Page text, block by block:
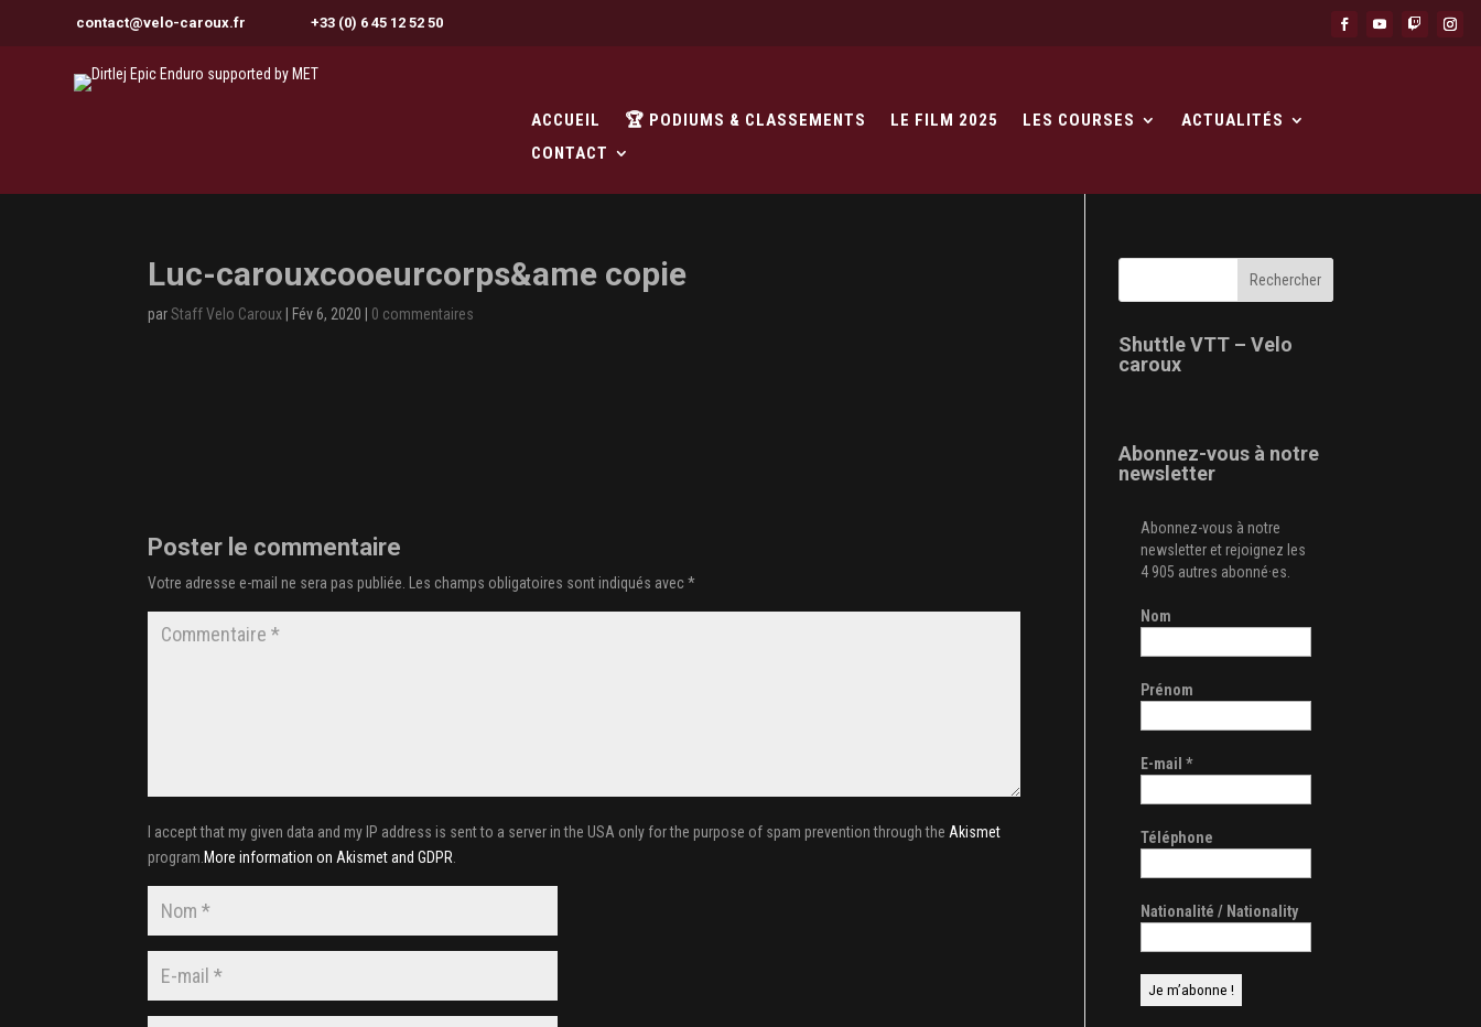
contact@velo-caroux.fr +33 (0) 6 45 12 52 50
ACCUEIL 🏆 PODIUMS & CLASSEMENTS LE FILM 2025 LES COURSES
ACTUALITÉS
CONTACT
Luc-carouxcooeurcorps&ame copie
parStaff Velo Caroux Fév 6, 2020 0 commentaires
Poster le commentaire
Votre adresse e-mail ne sera pas publiée. Les champs obligatoires sont indiqués avec*
I accept that my given data and my IP address is sent to a server in the USA only for the purpose of spam prevention through theAkismet
program.More information on Akismet and GDPR.
Shuttle VTT – Velo
caroux
Abonnez-vous à notre
newsletter
Abonnez-vous à notre
newsletter et rejoignez les
4 905 autres abonné·es.
Nom
Prénom
E-mail*
Téléphone
Nationalité / Nationality